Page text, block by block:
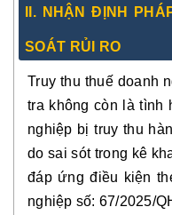
II. NHẬN ĐỊNH
SOÁT RỦI RO
Truy thu thuế doanh
tra không còn là tình
nghiệp bị truy thu
do sai sót trong kê
đáp ứng điều kiện
nghiệp số: 67/2025/